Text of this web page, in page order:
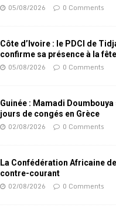
05/08/2026 0 Comments
Côte d’Ivoire : le PDCI de
confirme sa présence à la
05/08/2026 0 Comments
Guinée : Mamadi
jours de congés en Grèce
02/08/2026 0 Comments
La Confédération Africaine
contre-courant
02/08/2026 0 Comments